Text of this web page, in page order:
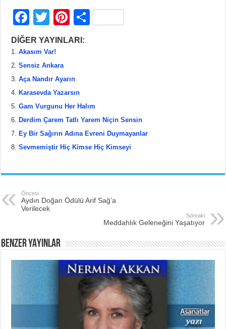
F
a
c
e
b
o
o
k
T
wi
tt
er
Pi
nt
st
S
DİĞER YAYINLARI:
Akasım Var!
Sensiz Ankara
Aça Nandır Ayarın
Karasevda Yazarsın
Gam Vurgunu Her Halım
Derdim Çarem Tatlı Yarem Niçin Sensin
Ey Bir Sağırın Adına Evreni Duymayanlar
Sevmemiştir Hiç Kimse Hiç Kimseyi
Öncesi
Aydın Doğan Ödülü Arif Sağ’a
Verilecek
Sonraki
Meddahlık Geleneğini Yaşatıyor
BENZER YAYINLAR